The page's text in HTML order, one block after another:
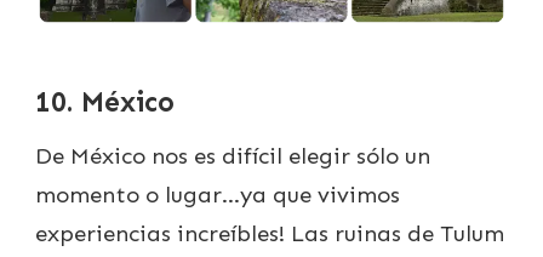
10. México
De México nos es difícil elegir sólo un
momento o lugar…ya que vivimos
experiencias increíbles! Las ruinas de Tulum